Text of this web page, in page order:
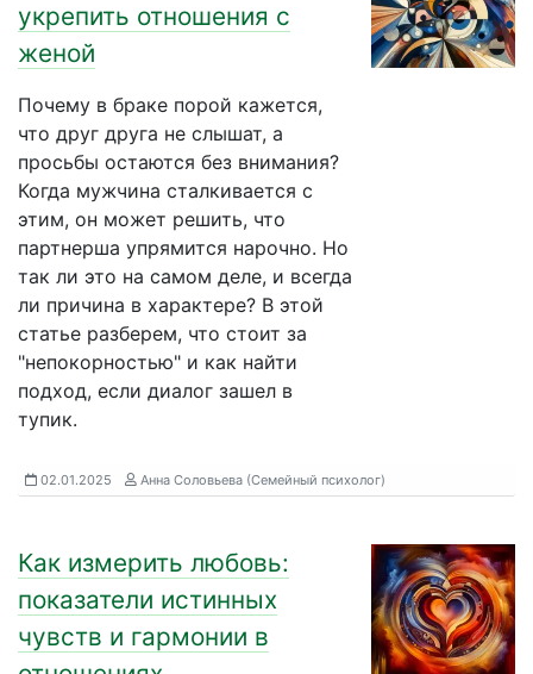
укрепить отношения с
женой
Почему в браке порой кажется,
что друг друга не слышат, а
просьбы остаются без внимания?
Когда мужчина сталкивается с
этим, он может решить, что
партнерша упрямится нарочно. Но
так ли это на самом деле, и всегда
ли причина в характере? В этой
статье разберем, что стоит за
"непокорностью" и как найти
подход, если диалог зашел в
тупик.
02.01.2025 Анна Соловьева (Семейный психолог)
Как измерить любовь:
показатели истинных
чувств и гармонии в